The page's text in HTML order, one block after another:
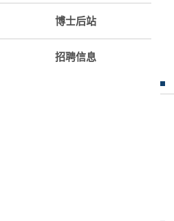
博士后站
招聘信息